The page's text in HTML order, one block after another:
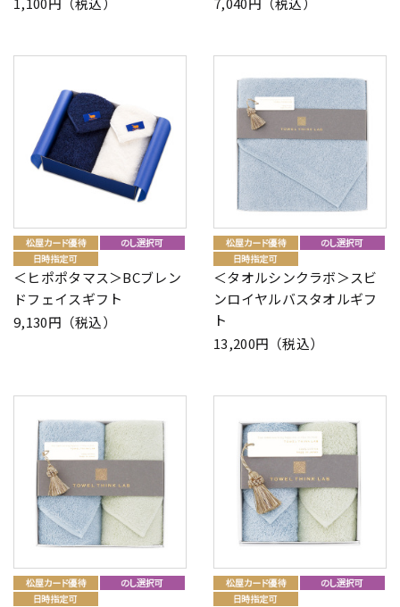
＜ヒポポタマス＞BCブレン
ドフェイスギフト
9,130円（税込）
＜タオルシンクラボ＞スビ
ンロイヤルバスタオルギフ
ト
13,200円（税込）